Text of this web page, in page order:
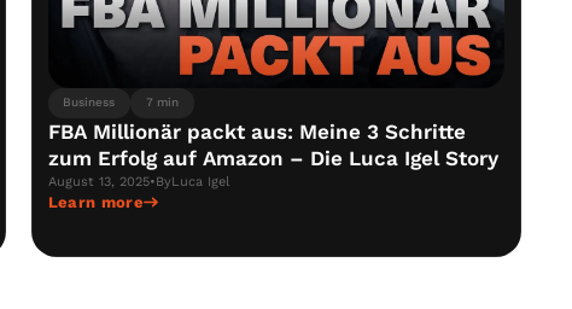
Business 7 min
FBA Millionär packt aus: Meine 3 Schritte
zum Erfolg auf Amazon – Die Luca Igel Story
August 13, 2025•ByLuca Igel
Learn more